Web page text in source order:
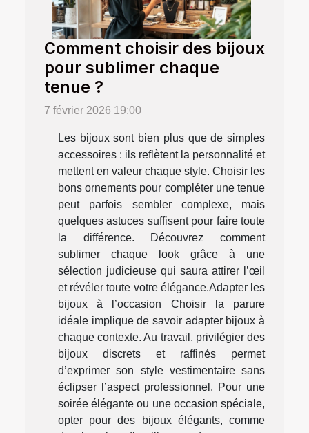
Comment choisir des bijoux
pour sublimer chaque
tenue ?
7 février 2026 19:00
Les bijoux sont bien plus que de simples
accessoires : ils reflètent la personnalité et
mettent en valeur chaque style. Choisir les
bons ornements pour compléter une tenue
peut parfois sembler complexe, mais
quelques astuces suffisent pour faire toute
la différence. Découvrez comment
sublimer chaque look grâce à une
sélection judicieuse qui saura attirer l’œil
et révéler toute votre élégance.Adapter les
bijoux à l’occasion Choisir la parure
idéale implique de savoir adapter bijoux à
chaque contexte. Au travail, privilégier des
bijoux discrets et raffinés permet
d’exprimer son style vestimentaire sans
éclipser l’aspect professionnel. Pour une
soirée élégante ou une occasion spéciale,
opter pour des bijoux élégants, comme